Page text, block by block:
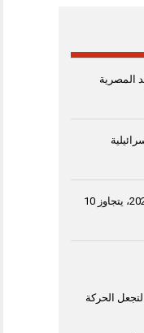
المصرية
إنتاج القمح في مصر خلال موسم 2026، يتجاوز 10
الحركة